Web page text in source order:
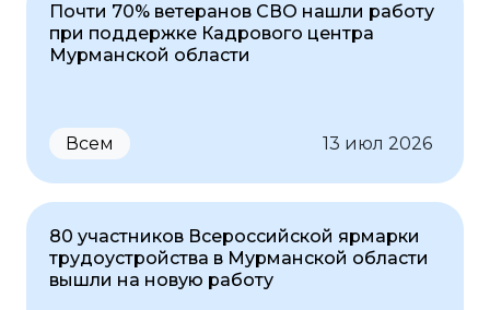
Почти 70% ветеранов СВО нашли работу
при поддержке Кадрового центра
Мурманской области
Всем 13 июл 2026
80 участников Всероссийской ярмарки
трудоустройства в Мурманской области
вышли на новую работу